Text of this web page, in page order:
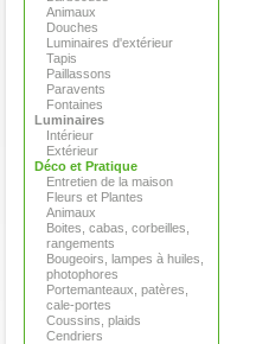
Animaux
Douches
Luminaires d'extérieur
Tapis
Paillassons
Paravents
Fontaines
Luminaires
Intérieur
Extérieur
Déco et Pratique
Entretien de la maison
Fleurs et Plantes
Animaux
Boites, cabas, corbeilles,
rangements
Bougeoirs, lampes à huiles,
photophores
Portemanteaux, patères,
cale-portes
Coussins, plaids
Cendriers